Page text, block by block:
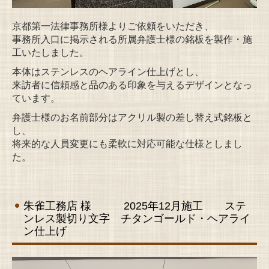
京都第一法律事務所様よりご依頼をいただき、
事務所入口に掲示される所属弁護士様の銘板を製作・施
工いたしました。
本体はステンレスのヘアライン仕上げとし、
来訪者に信頼感と品のある印象を与えるデザインとなっ
ています。
弁護士様のお名前部分はアクリル製の差し替え式銘板と
し、
将来的な人員変更にも柔軟に対応可能な仕様としまし
た。
朱雀工務店 様 2025年12月施工 ステ
ンレス製切り文字 チタンゴールド・ヘアライ
ン仕上げ